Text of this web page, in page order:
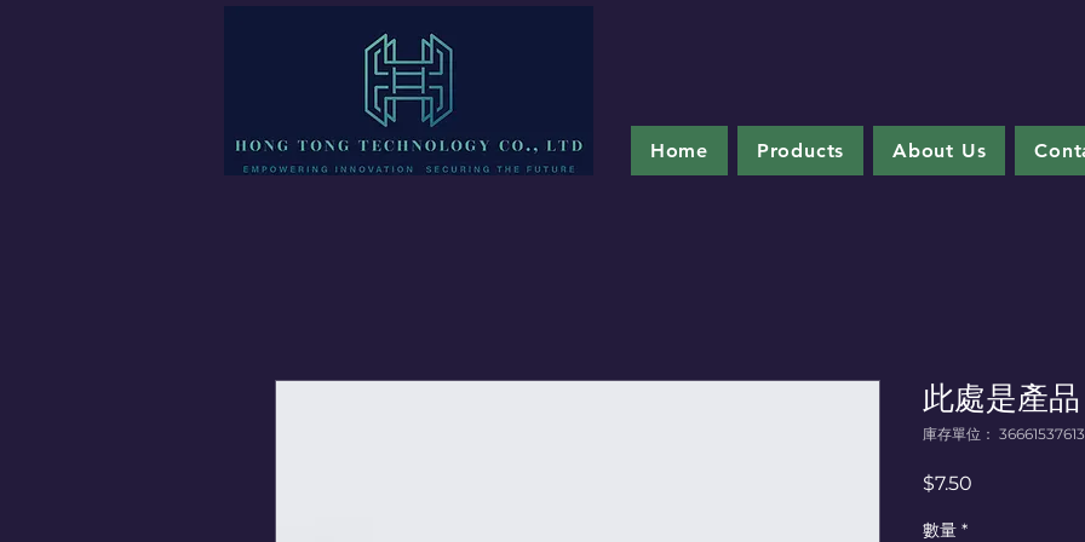
Home Products About Us
此處是產品
庫存單位：
$7.50
數量 *